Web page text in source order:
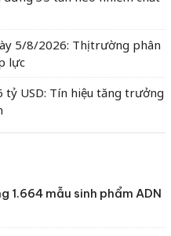
5/8/2026: Thị trường phân
lực
tỷ USD: Tín hiệu tăng trưởng
1.664 mẫu sinh phẩm ADN